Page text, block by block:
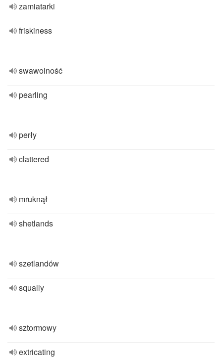
zamiatarki
friskiness
swawolność
pearling
perły
clattered
mruknął
shetlands
szetlandów
squally
sztormowy
extricating